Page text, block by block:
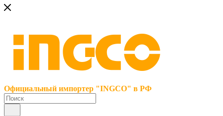
Официальный импортер "INGCO" в РФ